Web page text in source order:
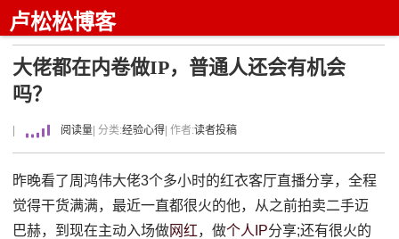
卢松松博客
大佬都在内卷做IP，普通人还会有机会
吗？
阅读量 | 分类:经验心得 | 作者:读者投稿
昨晚看了周鸿伟大佬3个多小时的红衣客厅直播分享，全程
觉得干货满满，最近一直都很火的他，从之前拍卖二手迈
巴赫，到现在主动入场做网红，做个人IP分享;还有很火的